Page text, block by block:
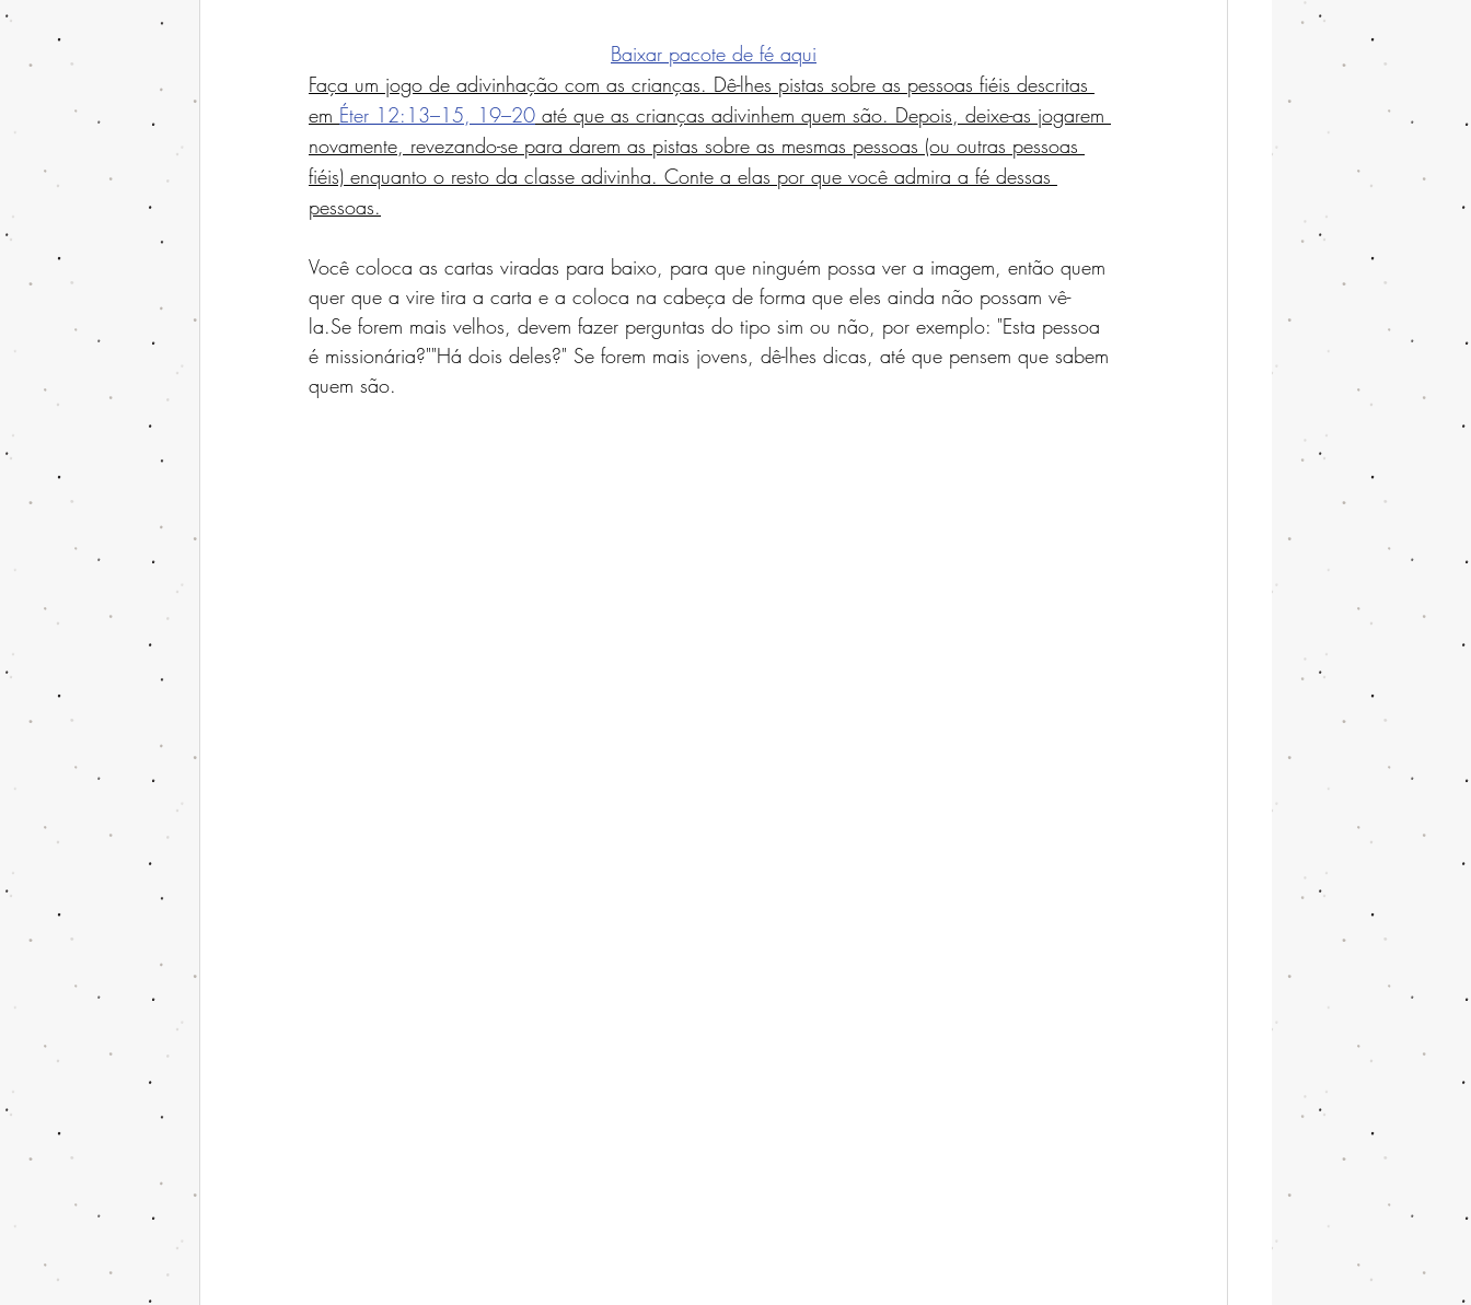
Baixar pacote de fé aqui
Faça um jogo de adivinhação com as crianças. Dê-lhes pistas sobre as pessoas fiéis descritas
em Éter 12:13–15, 19–20 até que as crianças adivinhem quem são. Depois, deixe-as jogarem
novamente, revezando-se para darem as pistas sobre as mesmas pessoas (ou outras pessoas
fiéis) enquanto o resto da classe adivinha. Conte a elas por que você admira a fé dessas
pessoas.
Você coloca as cartas viradas para baixo, para que ninguém possa ver a imagem, então quem
quer que a vire tira a carta e a coloca na cabeça de forma que eles ainda não possam vê-
la.Se forem mais velhos, devem fazer perguntas do tipo sim ou não, por exemplo: "Esta pessoa
é missionária?""Há dois deles?" Se forem mais jovens, dê-lhes dicas, até que pensem que sabem
quem são.